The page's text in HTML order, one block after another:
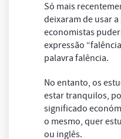
Só mais
deixaram de usar
economistas
expressão
palavra falência.
No entanto, os
estar tranquilos,
significado
o mesmo, quer
ou inglês.